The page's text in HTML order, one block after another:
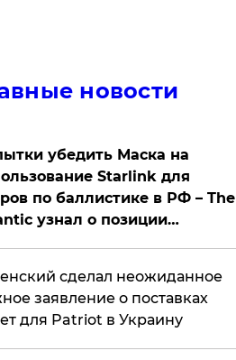
новости
убедить Маска на
Starlink для
по баллистике в РФ – The
узнал о позиции
сделал неожиданное
заявление о поставках
для Patriot в Украину